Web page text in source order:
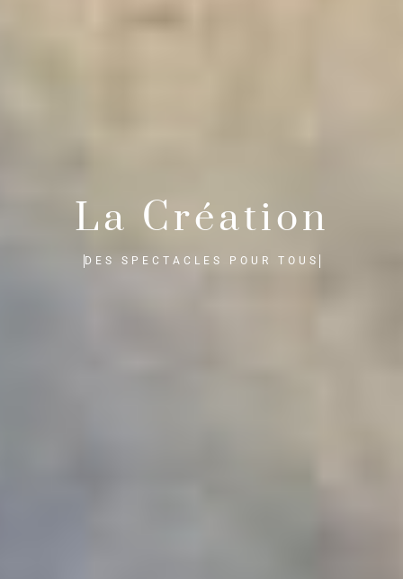
La Création
DES SPECTACLES POUR TOUS